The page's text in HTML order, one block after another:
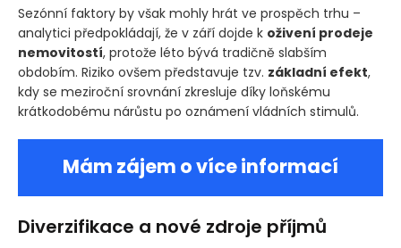
Sezónní faktory by však mohly hrát ve prospěch trhu –
analytici předpokládají, že v září dojde k oživení prodeje
nemovitostí, protože léto bývá tradičně slabším
obdobím. Riziko ovšem představuje tzv. základní efekt,
kdy se meziroční srovnání zkresluje díky loňskému
krátkodobému nárůstu po oznámení vládních stimulů.
Mám zájem o více informací
Diverzifikace a nové zdroje příjmů